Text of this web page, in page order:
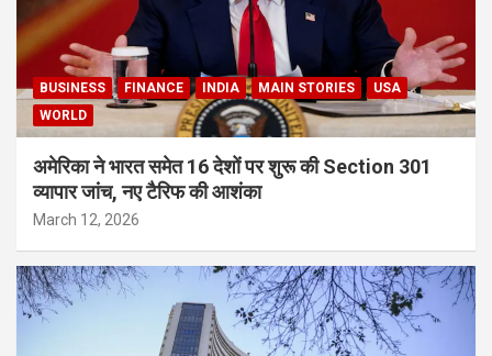
BUSINESS FINANCE INDIA MAIN STORIES
USA
WORLD
अमेरिका ने भारत समेत 16 देशों पर शुरू की Section 301
व्यापार जांच, नए टैरिफ की आशंका
March 12, 2026